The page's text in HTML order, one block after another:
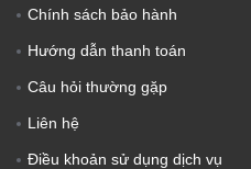
Chính sách bảo hành
Hướng dẫn thanh toán
Câu hỏi thường gặp
Liên hệ
Điều khoản sử dụng dịch vụ